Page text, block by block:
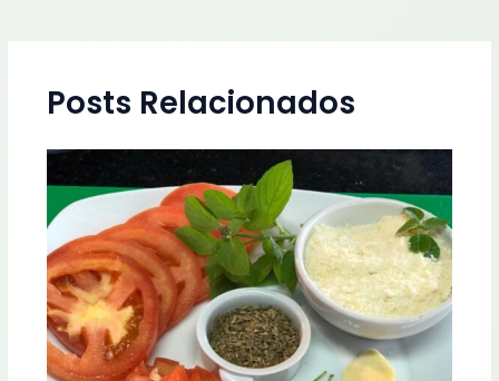
Posts Relacionados